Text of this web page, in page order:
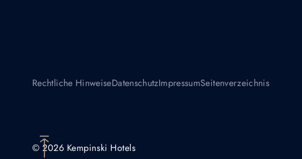
Rechtliche HinweiseDatenschutzImpressumSeitenverzeichnis
© 2026 Kempinski Hotels